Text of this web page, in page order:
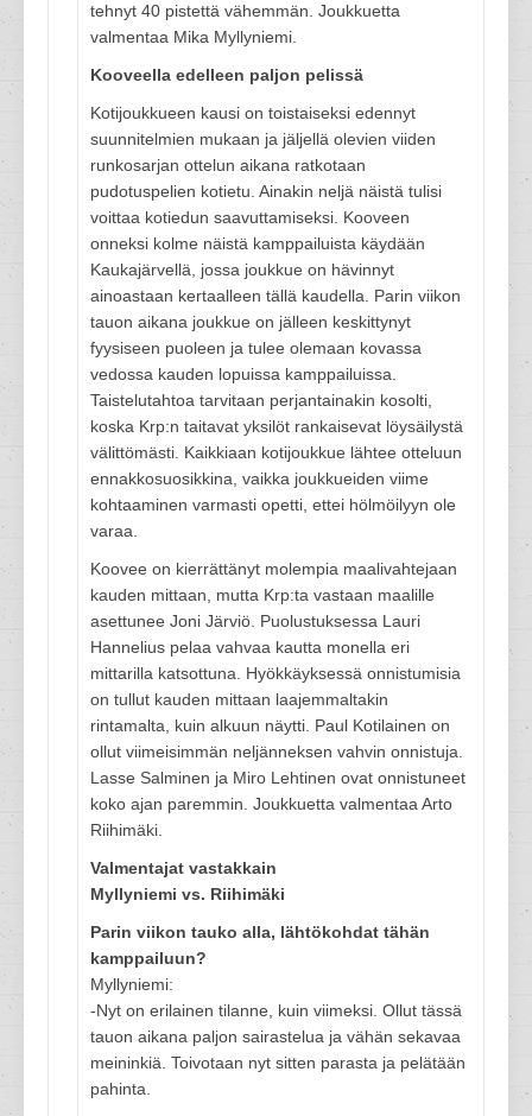
tehnyt 40 pistettä vähemmän. Joukkuetta
valmentaa Mika Myllyniemi.
Kooveella edelleen paljon pelissä
Kotijoukkueen kausi on toistaiseksi edennyt
suunnitelmien mukaan ja jäljellä olevien viiden
runkosarjan ottelun aikana ratkotaan
pudotuspelien kotietu. Ainakin neljä näistä tulisi
voittaa kotiedun saavuttamiseksi. Kooveen
onneksi kolme näistä kamppailuista käydään
Kaukajärvellä, jossa joukkue on hävinnyt
ainoastaan kertaalleen tällä kaudella. Parin viikon
tauon aikana joukkue on jälleen keskittynyt
fyysiseen puoleen ja tulee olemaan kovassa
vedossa kauden lopuissa kamppailuissa.
Taistelutahtoa tarvitaan perjantainakin kosolti,
koska Krp:n taitavat yksilöt rankaisevat löysäilystä
välittömästi. Kaikkiaan kotijoukkue lähtee otteluun
ennakkosuosikkina, vaikka joukkueiden viime
kohtaaminen varmasti opetti, ettei hölmöilyyn ole
varaa.
Koovee on kierrättänyt molempia maalivahtejaan
kauden mittaan, mutta Krp:ta vastaan maalille
asettunee Joni Järviö. Puolustuksessa Lauri
Hannelius pelaa vahvaa kautta monella eri
mittarilla katsottuna. Hyökkäyksessä onnistumisia
on tullut kauden mittaan laajemmaltakin
rintamalta, kuin alkuun näytti. Paul Kotilainen on
ollut viimeisimmän neljänneksen vahvin onnistuja.
Lasse Salminen ja Miro Lehtinen ovat onnistuneet
koko ajan paremmin. Joukkuetta valmentaa Arto
Riihimäki.
Valmentajat vastakkain
Myllyniemi vs. Riihimäki
Parin viikon tauko alla, lähtökohdat tähän
kamppailuun?
Myllyniemi:
-Nyt on erilainen tilanne, kuin viimeksi. Ollut tässä
tauon aikana paljon sairastelua ja vähän sekavaa
meininkiä. Toivotaan nyt sitten parasta ja pelätään
pahinta.